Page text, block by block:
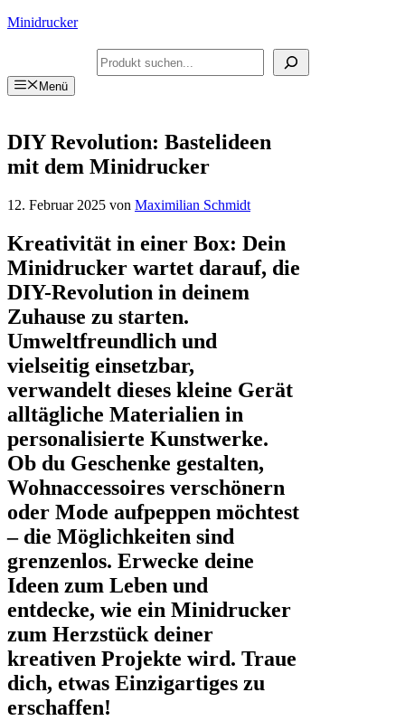
Zum
Minidrucker
Suchen
Menü
DIY Revolution: Bastelideen
mit dem Minidrucker
12. Februar 2025 von Maximilian Schmidt
Kreativität in einer Box: Dein
Minidrucker wartet darauf, die
DIY-Revolution in deinem
Zuhause zu starten.
Umweltfreundlich und
vielseitig einsetzbar,
verwandelt dieses kleine Gerät
alltägliche Materialien in
personalisierte Kunstwerke.
Ob du Geschenke gestalten,
Wohnaccessoires verschönern
oder Mode aufpeppen möchtest
– die Möglichkeiten sind
grenzenlos. Erwecke deine
Ideen zum Leben und
entdecke, wie ein Minidrucker
zum Herzstück deiner
kreativen Projekte wird. Traue
dich, etwas Einzigartiges zu
erschaffen!